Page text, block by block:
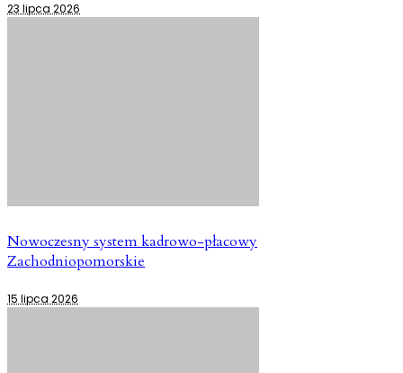
23 lipca 2026
Nowoczesny system kadrowo-płacowy
Zachodniopomorskie
15 lipca 2026